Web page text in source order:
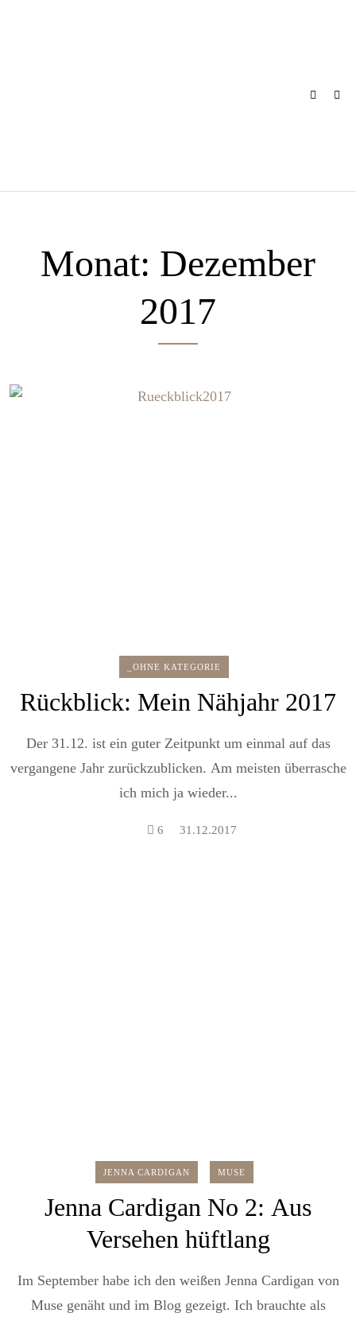
Monat: Dezember
2017
_OHNE KATEGORIE
Rückblick: Mein Nähjahr 2017
Der 31.12. ist ein guter Zeitpunkt um einmal auf das
vergangene Jahr zurückzublicken. Am meisten überrasche
ich mich ja wieder...
6 31.12.2017
JENNA CARDIGAN MUSE
Jenna Cardigan No 2: Aus
Versehen hüftlang
Im September habe ich den weißen Jenna Cardigan von
Muse genäht und im Blog gezeigt. Ich brauchte als